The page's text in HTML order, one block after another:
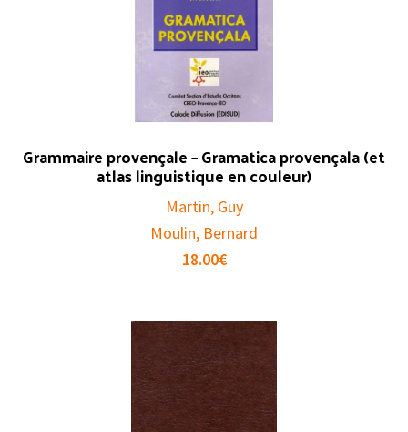
Grammaire provençale – Gramatica provençala (et
atlas linguistique en couleur)
Martin, Guy
Moulin, Bernard
18.00€